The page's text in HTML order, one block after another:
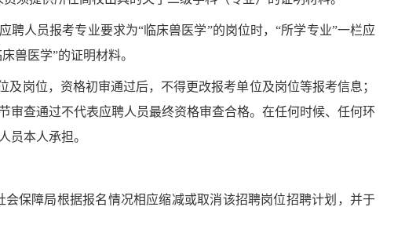
聘人员报考专业要求为“临床兽医学”的岗位时，“所学专业”一栏应
床兽医学”的证明材料。
及岗位，资格初审通过后，不得更改报考单位及岗位等报考信息；
审查通过不代表应聘人员最终资格审查合格。在任何时候、任何环
员本人承担。
会保障局根据报名情况相应缩减或取消该招聘岗位招聘计划，并于